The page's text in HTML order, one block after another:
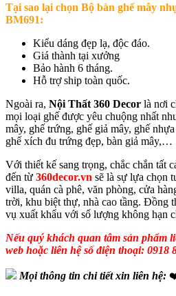
Tại sao lại chọn Bộ bàn ghế mây
BM691:
Kiểu dáng đẹp lạ, độc đáo.
Giá thành tại xưởng
Bảo hành 6 tháng.
Hỗ trợ ship toàn quốc.
Ngoài ra, Nội Thất 360 Decor là nơi
mọi loại ghế được yêu chuộng nhất
mây, ghế trứng, ghế giả mây, ghế
ghế xích đu trứng đẹp, bàn giả mây,…
Với thiết kế sang trọng, chắc chắn tất
đến từ 360decor.vn sẽ là sự lựa chọn
villa, quán cà phê, văn phòng, cửa
trời, khu biệt thự, nhà cao tầng. Đồng
vụ xuất khẩu với số lượng không hạn
Nếu quý khách quan tâm sản phẩm
web hoặc liên hệ số điện thoại: 0918
Mọi thông tin chi tiết xin liên hệ: